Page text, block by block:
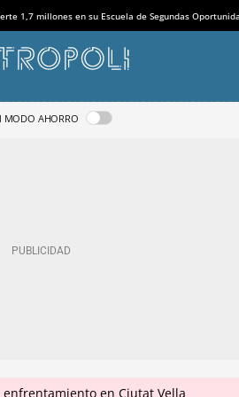
1,7 millones en su Escuela de Segundas
MODO AHORRO
en Ciutat Vella